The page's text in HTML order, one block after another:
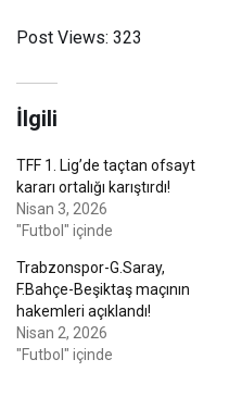
Post Views: 323
İlgili
TFF 1. Lig’de taçtan ofsayt
kararı ortalığı karıştırdı!
Nisan 3, 2026
"Futbol" içinde
Trabzonspor-G.Saray,
F.Bahçe-Beşiktaş maçının
hakemleri açıklandı!
Nisan 2, 2026
"Futbol" içinde